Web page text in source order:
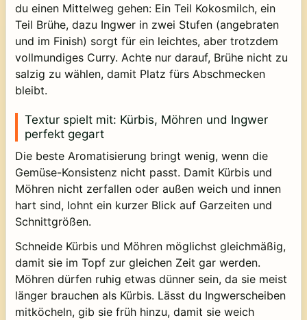
du einen Mittelweg gehen: Ein Teil Kokosmilch, ein
Teil Brühe, dazu Ingwer in zwei Stufen (angebraten
und im Finish) sorgt für ein leichtes, aber trotzdem
vollmundiges Curry. Achte nur darauf, Brühe nicht zu
salzig zu wählen, damit Platz fürs Abschmecken
bleibt.
Textur spielt mit: Kürbis, Möhren und Ingwer
perfekt gegart
Die beste Aromatisierung bringt wenig, wenn die
Gemüse-Konsistenz nicht passt. Damit Kürbis und
Möhren nicht zerfallen oder außen weich und innen
hart sind, lohnt ein kurzer Blick auf Garzeiten und
Schnittgrößen.
Schneide Kürbis und Möhren möglichst gleichmäßig,
damit sie im Topf zur gleichen Zeit gar werden.
Möhren dürfen ruhig etwas dünner sein, da sie meist
länger brauchen als Kürbis. Lässt du Ingwerscheiben
mitköcheln, gib sie früh hinzu, damit sie weich